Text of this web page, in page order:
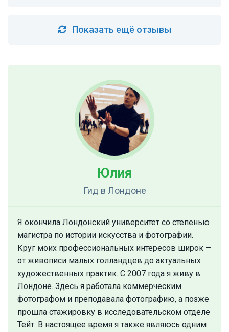
Показать ещё отзывы
Юлия
Гид в Лондоне
Я окончила Лондонский университет со степенью
магистра по истории искусства и фотографии.
Круг моих профессиональных интересов широк —
от живописи малых голландцев до актуальных
художественных практик. С 2007 года я живу в
Лондоне. Здесь я работала коммерческим
фотографом и преподавала фотографию, а позже
прошла стажировку в исследовательском отделе
Тейт. В настоящее время я также являюсь одним